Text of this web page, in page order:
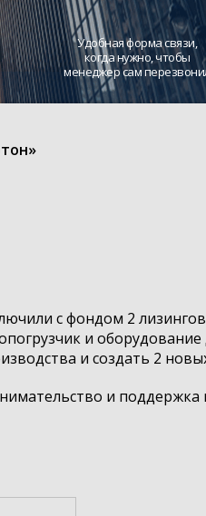
Удобная форма связи,
когда нужно, чтобы
менеджер сам
с фондом 2
и оборудование
и создать 2
и